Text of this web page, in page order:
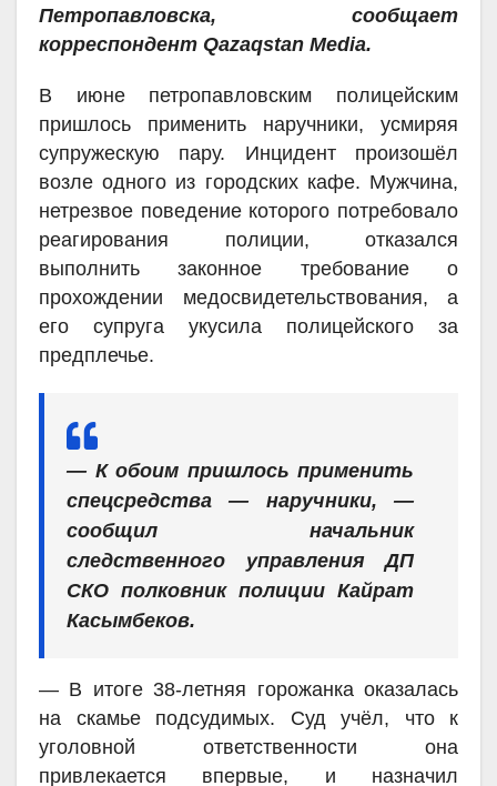
Петропавловска, сообщает
корреспондент Qazaqstan Media.
В июне петропавловским полицейским
пришлось применить наручники, усмиряя
супружескую пару. Инцидент произошёл
возле одного из городских кафе. Мужчина,
нетрезвое поведение которого потребовало
реагирования полиции, отказался
выполнить законное требование о
прохождении медосвидетельствования, а
его супруга укусила полицейского за
предплечье.
— К обоим пришлось применить
спецсредства — наручники, —
сообщил начальник
следственного управления ДП
СКО полковник полиции Кайрат
Касымбеков.
— В итоге 38-летняя горожанка оказалась
на скамье подсудимых. Суд учёл, что к
уголовной ответственности она
привлекается впервые, и назначил